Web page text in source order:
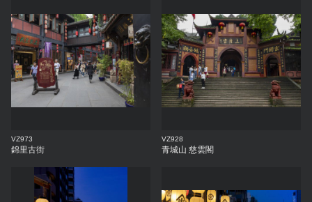
VZ973
錦里古街
VZ928
青城山 慈雲閣